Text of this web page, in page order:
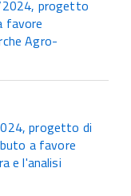
progetto
favore
Agro-
progetto di
a favore
e l'analisi